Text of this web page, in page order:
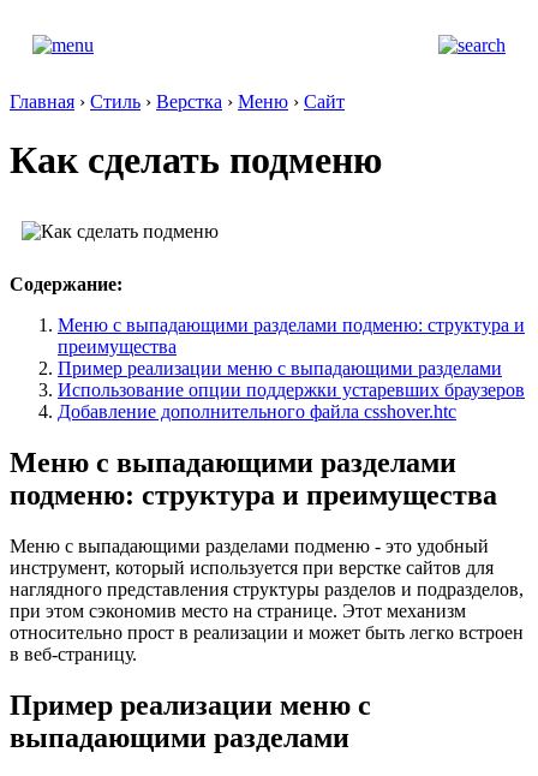
Главная › Стиль › Верстка › Меню › Сайт
Как сделать подменю
Содержание:
Меню с выпадающими разделами подменю: структура и
преимущества
Пример реализации меню с выпадающими разделами
Использование опции поддержки устаревших браузеров
Добавление дополнительного файла csshover.htc
Меню с выпадающими разделами
подменю: структура и преимущества
Меню с выпадающими разделами подменю - это удобный
инструмент, который используется при верстке сайтов для
наглядного представления структуры разделов и подразделов,
при этом сэкономив место на странице. Этот механизм
относительно прост в реализации и может быть легко встроен
в веб-страницу.
Пример реализации меню с
выпадающими разделами